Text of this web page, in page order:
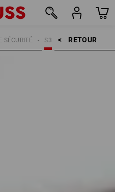
RETOUR    >
S3
SÉCURITÉ